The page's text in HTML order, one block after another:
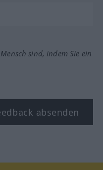
sind, indem Sie ein
absenden